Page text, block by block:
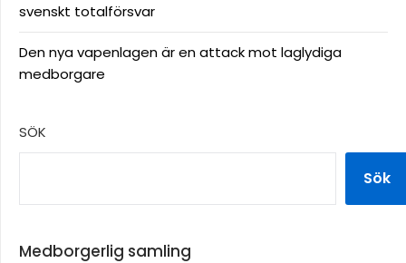
svenskt totalförsvar
Den nya vapenlagen är en attack mot laglydiga
medborgare
SÖK
Sök
Medborgerlig samling